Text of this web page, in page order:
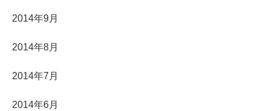
2014年9月
2014年8月
2014年7月
2014年6月